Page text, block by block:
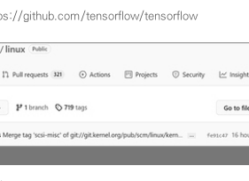
github.com/tensorflow/tensorflow